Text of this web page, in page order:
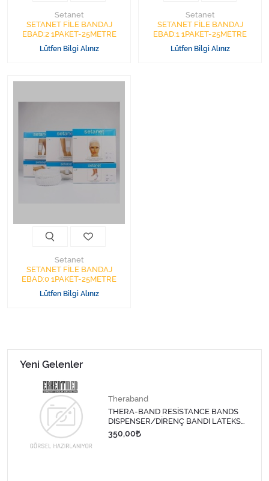
Setanet
SETANET FİLE BANDAJ
EBAD:2 1PAKET-25METRE
Lütfen Bilgi Alınız
Setanet
SETANET FİLE BANDAJ
EBAD:1 1PAKET-25METRE
Lütfen Bilgi Alınız
Setanet
SETANET FİLE BANDAJ
EBAD:0 1PAKET-25METRE
Lütfen Bilgi Alınız
Yeni Gelenler
Theraband
THERA-BAND RESİSTANCE BANDS
DISPENSER/DİRENÇ BANDI LATEKS
1,5 MT-SARI
350,00